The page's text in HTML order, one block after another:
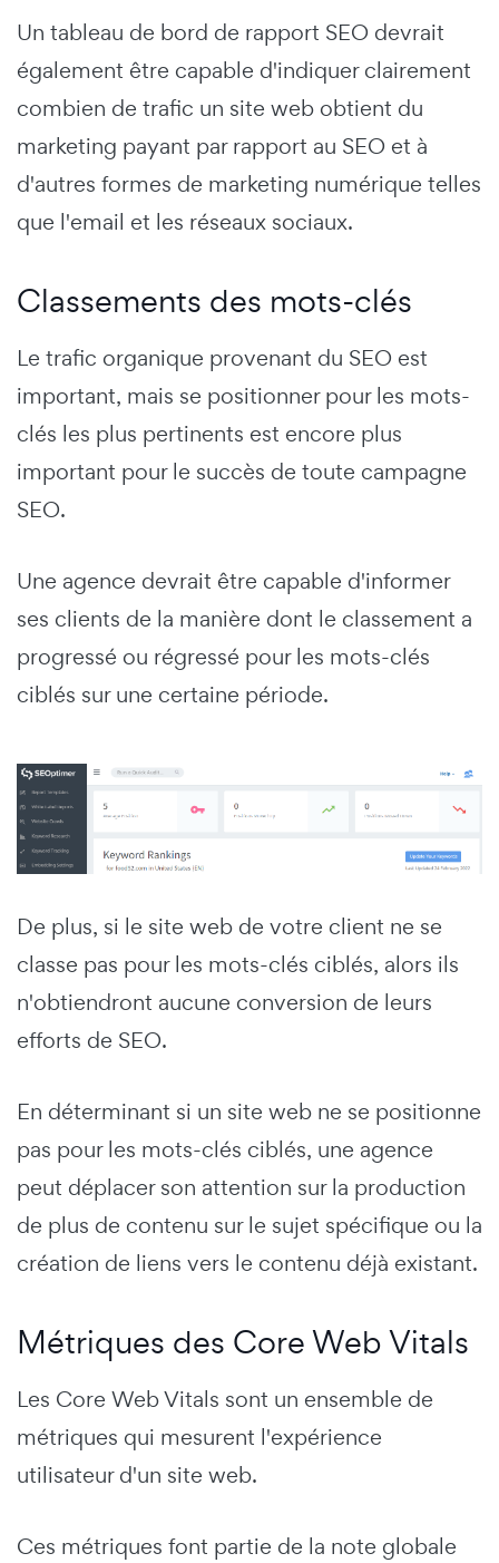
Un tableau de bord de rapport SEO devrait
également être capable d'indiquer clairement
combien de trafic un site web obtient du
marketing payant par rapport au SEO et à
d'autres formes de marketing numérique telles
que l'email et les réseaux sociaux.
Classements des mots-clés
Le trafic organique provenant du SEO est
important, mais se positionner pour les mots-
clés les plus pertinents est encore plus
important pour le succès de toute campagne
SEO.
Une agence devrait être capable d'informer
ses clients de la manière dont le classement a
progressé ou régressé pour les mots-clés
ciblés sur une certaine période.
De plus, si le site web de votre client ne se
classe pas pour les mots-clés ciblés, alors ils
n'obtiendront aucune conversion de leurs
efforts de SEO.
En déterminant si un site web ne se positionne
pas pour les mots-clés ciblés, une agence
peut déplacer son attention sur la production
de plus de contenu sur le sujet spécifique ou la
création de liens vers le contenu déjà existant.
Métriques des Core Web Vitals
Les Core Web Vitals sont un ensemble de
métriques qui mesurent l'expérience
utilisateur d'un site web.
Ces métriques font partie de la note globale